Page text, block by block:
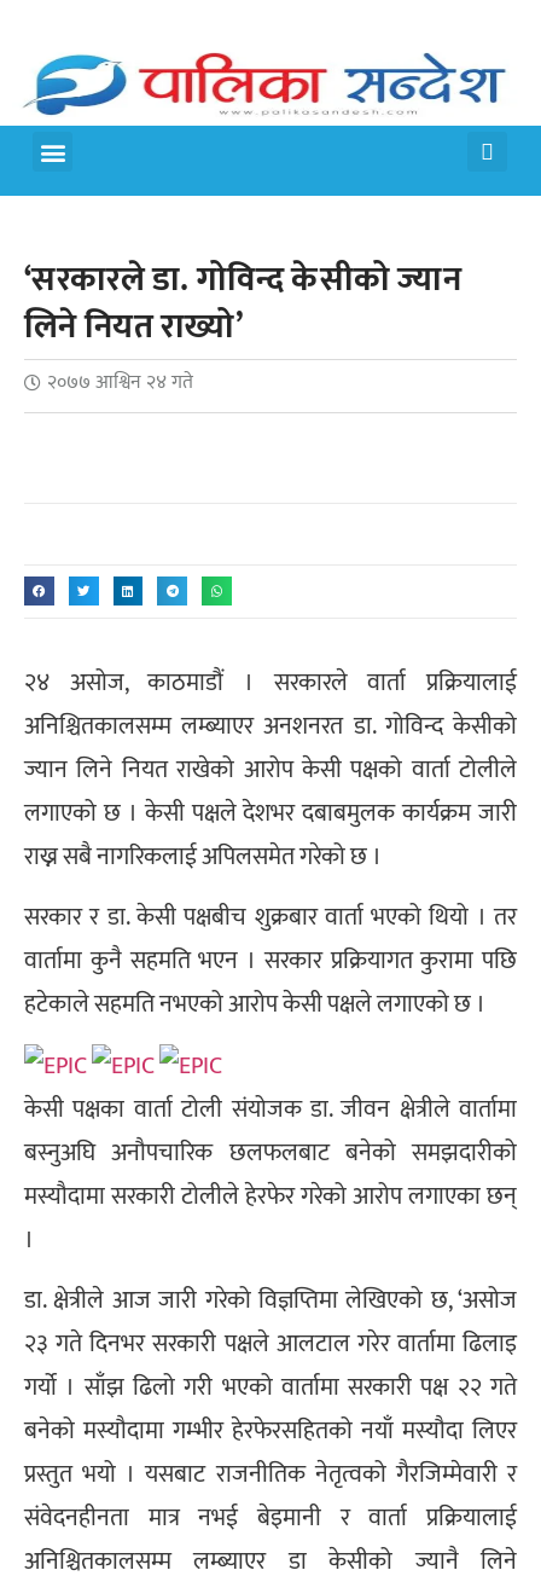
‘सरकारले डा. गोविन्द केसीको ज्यान
लिने नियत राख्यो’
२०७७ आश्विन २४ गते
२४ असोज, काठमाडौं । सरकारले वार्ता प्रक्रियालाई
अनिश्चितकालसम्म लम्ब्याएर अनशनरत डा. गोविन्द केसीको
ज्यान लिने नियत राखेको आरोप केसी पक्षको वार्ता टोलीले
लगाएको छ । केसी पक्षले देशभर दबाबमुलक कार्यक्रम जारी
राख्न सबै नागरिकलाई अपिलसमेत गरेको छ ।
सरकार र डा. केसी पक्षबीच शुक्रबार वार्ता भएको थियो । तर
वार्तामा कुनै सहमति भएन । सरकार प्रक्रियागत कुरामा पछि
हटेकाले सहमति नभएको आरोप केसी पक्षले लगाएको छ ।
केसी पक्षका वार्ता टोली संयोजक डा. जीवन क्षेत्रीले वार्तामा
बस्नुअघि अनौपचारिक छलफलबाट बनेको समझदारीको
मस्यौदामा सरकारी टोलीले हेरफेर गरेको आरोप लगाएका छन्
।
डा. क्षेत्रीले आज जारी गरेको विज्ञप्तिमा लेखिएको छ, ‘असोज
२३ गते दिनभर सरकारी पक्षले आलटाल गरेर वार्तामा ढिलाइ
गर्यो । साँझ ढिलो गरी भएको वार्तामा सरकारी पक्ष २२ गते
बनेको मस्यौदामा गम्भीर हेरफेरसहितको नयाँ मस्यौदा लिएर
प्रस्तुत भयो । यसबाट राजनीतिक नेतृत्वको गैरजिम्मेवारी र
संवेदनहीनता मात्र नभई बेइमानी र वार्ता प्रक्रियालाई
अनिश्चितकालसम्म लम्ब्याएर डा केसीको ज्यानै लिने